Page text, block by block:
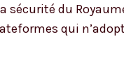
sécurité du
qui